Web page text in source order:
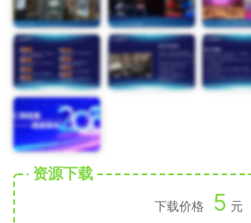
资源下载
下载价格 5 元